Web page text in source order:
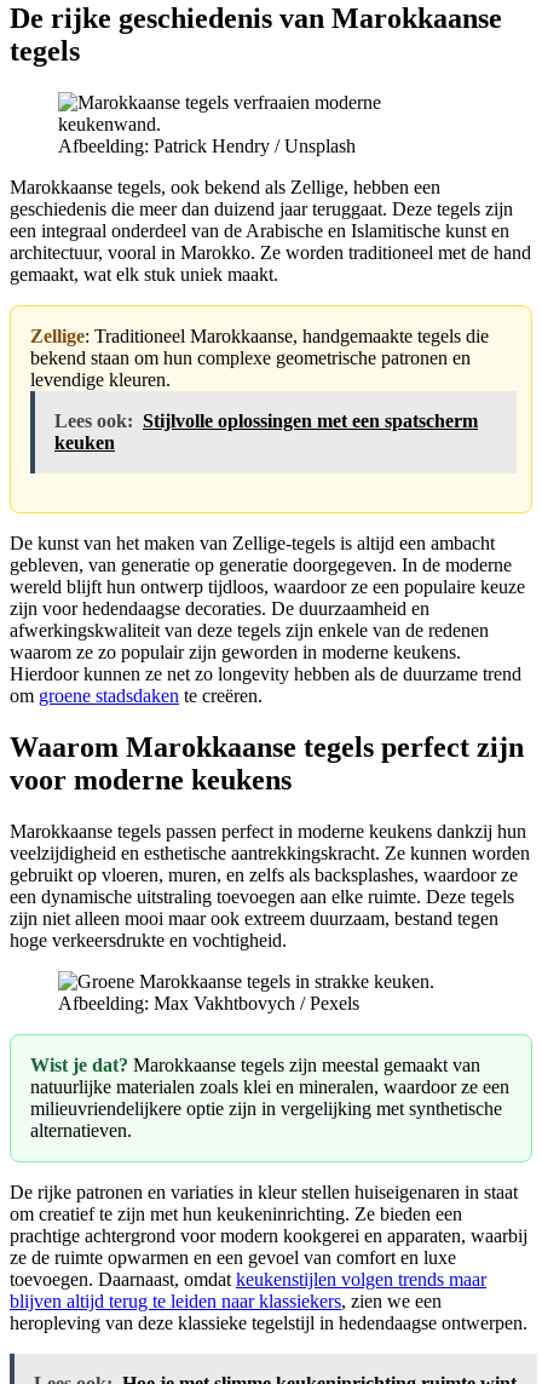
De rijke geschiedenis van Marokkaanse
tegels
Afbeelding: Patrick Hendry / Unsplash
Marokkaanse tegels, ook bekend als Zellige, hebben een
geschiedenis die meer dan duizend jaar teruggaat. Deze tegels zijn
een integraal onderdeel van de Arabische en Islamitische kunst en
architectuur, vooral in Marokko. Ze worden traditioneel met de hand
gemaakt, wat elk stuk uniek maakt.
Zellige: Traditioneel Marokkaanse, handgemaakte tegels die
bekend staan om hun complexe geometrische patronen en
levendige kleuren.
Lees ook: Stijlvolle oplossingen met een spatscherm
keuken
De kunst van het maken van Zellige-tegels is altijd een ambacht
gebleven, van generatie op generatie doorgegeven. In de moderne
wereld blijft hun ontwerp tijdloos, waardoor ze een populaire keuze
zijn voor hedendaagse decoraties. De duurzaamheid en
afwerkingskwaliteit van deze tegels zijn enkele van de redenen
waarom ze zo populair zijn geworden in moderne keukens.
Hierdoor kunnen ze net zo longevity hebben als de duurzame trend
om groene stadsdaken te creëren.
Waarom Marokkaanse tegels perfect zijn
voor moderne keukens
Marokkaanse tegels passen perfect in moderne keukens dankzij hun
veelzijdigheid en esthetische aantrekkingskracht. Ze kunnen worden
gebruikt op vloeren, muren, en zelfs als backsplashes, waardoor ze
een dynamische uitstraling toevoegen aan elke ruimte. Deze tegels
zijn niet alleen mooi maar ook extreem duurzaam, bestand tegen
hoge verkeersdrukte en vochtigheid.
Afbeelding: Max Vakhtbovych / Pexels
Wist je dat? Marokkaanse tegels zijn meestal gemaakt van
natuurlijke materialen zoals klei en mineralen, waardoor ze een
milieuvriendelijkere optie zijn in vergelijking met synthetische
alternatieven.
De rijke patronen en variaties in kleur stellen huiseigenaren in staat
om creatief te zijn met hun keukeninrichting. Ze bieden een
prachtige achtergrond voor modern kookgerei en apparaten, waarbij
ze de ruimte opwarmen en een gevoel van comfort en luxe
toevoegen. Daarnaast, omdat keukenstijlen volgen trends maar
blijven altijd terug te leiden naar klassiekers, zien we een
heropleving van deze klassieke tegelstijl in hedendaagse ontwerpen.